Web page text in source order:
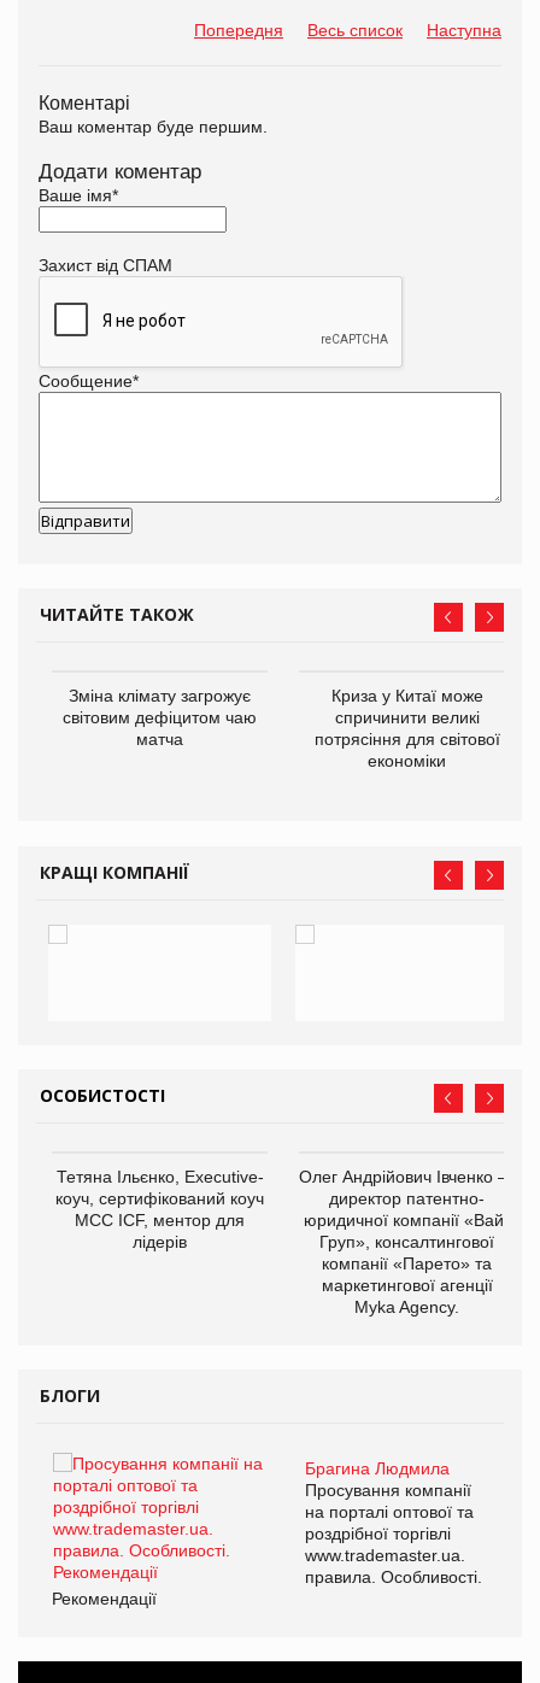
Попередня Весь список Наступна
Коментарі
Ваш коментар буде першим.
Додати коментар
Ваше імя*
Захист від СПАМ
Сообщение*
ЧИТАЙТЕ ТАКОЖ
Зміна клімату загрожує
світовим дефіцитом чаю
матча
Криза у Китаї може
спричинити великі
потрясіння для світової
економіки
КРАЩІ КОМПАНІЇ
ОСОБИСТОСТІ
Тетяна Ільєнко, Executive-
коуч, сертифікований коуч
МСС ICF, ментор для
лідерів
Олег Андрійович Івченко —
директор патентно-
юридичної компанії «Вайз
Груп», консалтингової
компанії «Парето» та
маркетингової агенції
Myka Agency.
БЛОГИ
Брагина Людмила
Просування компанії
на порталі оптової та
роздрібної торгівлі
www.trademaster.ua.
правила. Особливості.
Рекомендації